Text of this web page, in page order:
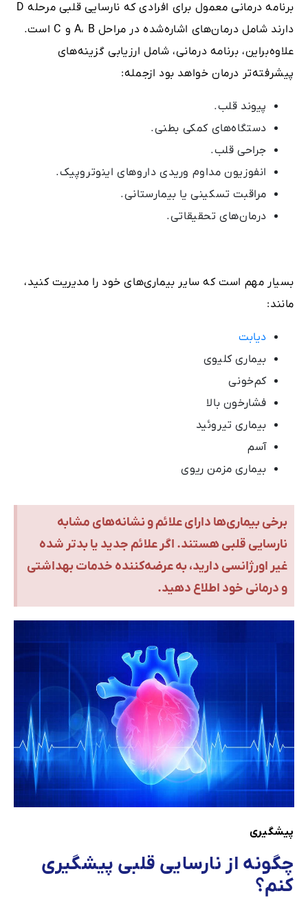
برنامه درمانی معمول برای افرادی که نارسایی قلبی مرحله D
دارند شامل درمان‌های اشاره‌شده در مراحل A، B و C است.
علاوه‌براین، برنامه درمانی، شامل ارزیابی گزینه‌های
پیشرفته‌تر درمان خواهد بود ازجمله:
پیوند قلب.
دستگاه‌های کمکی بطنی.
جراحی قلب.
انفوزیون مداوم وریدی داروهای اینوتروپیک.
مراقبت تسکینی یا بیمارستانی.
درمان‌های تحقیقاتی.
بسیار مهم است که سایر بیماری‌های خود را مدیریت کنید،
مانند:
دیابت
بیماری کلیوی
کم‌خونی
فشارخون بالا
بیماری تیروئید
آسم
بیماری مزمن ریوی
برخی بیماری‌ها دارای علائم و نشانه‌های مشابه
نارسایی قلبی هستند. اگر علائم جدید یا بدتر شده
غیر اورژانسی دارید، به عرضه‌کننده خدمات بهداشتی
و درمانی خود اطلاع دهید.
پیشگیری
چگونه از نارسایی قلبی پیشگیری
کنم؟